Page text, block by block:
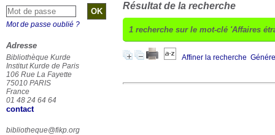
Résultat de la recherche
1 recherche sur le mot-clé 'Affaires
Affiner la recherche
Mot de passe oublié ?
Adresse
Bibliothèque Kurde
Institut Kurde de Paris
106 Rue La Fayette
75010 PARIS
France
01 48 24 64 64
contact
bibliotheque@fikp.org